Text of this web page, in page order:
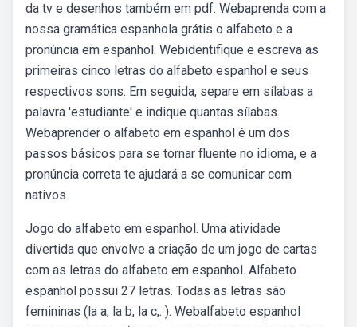
da tv e desenhos também em pdf. Webaprenda com a
nossa gramática espanhola grátis o alfabeto e a
pronúncia em espanhol. Webidentifique e escreva as
primeiras cinco letras do alfabeto espanhol e seus
respectivos sons. Em seguida, separe em sílabas a
palavra 'estudiante' e indique quantas sílabas.
Webaprender o alfabeto em espanhol é um dos
passos básicos para se tornar fluente no idioma, e a
pronúncia correta te ajudará a se comunicar com
nativos.
Jogo do alfabeto em espanhol. Uma atividade
divertida que envolve a criação de um jogo de cartas
com as letras do alfabeto em espanhol. Alfabeto
espanhol possui 27 letras. Todas as letras são
femininas (la a, la b, la c,. ). Webalfabeto espanhol